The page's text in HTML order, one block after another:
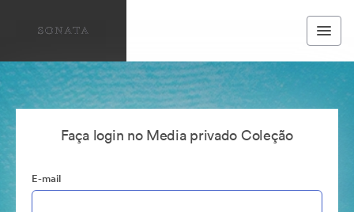
Faça login no Media privado Coleção
E-mail